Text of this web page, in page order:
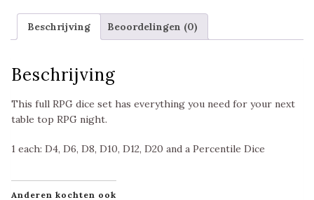
aantal
Beschrijving Beoordelingen (0)
Beschrijving
This full RPG dice set has everything you need for your next
table top RPG night.
1 each: D4, D6, D8, D10, D12, D20 and a Percentile Dice
Anderen kochten ook